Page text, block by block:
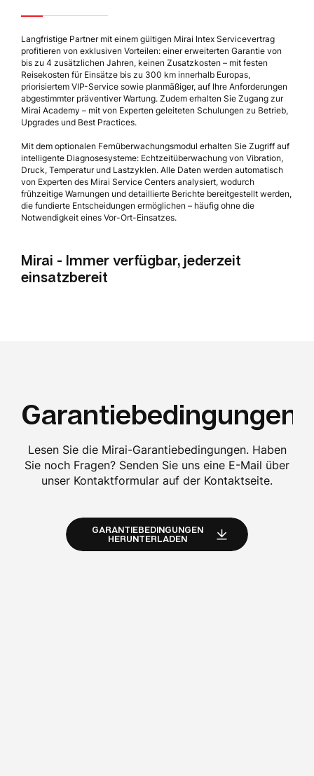
Langfristige Partner mit einem gültigen Mirai Intex Servicevertrag
profitieren von exklusiven Vorteilen: einer erweiterten Garantie von
bis zu 4 zusätzlichen Jahren, keinen Zusatzkosten – mit festen
Reisekosten für Einsätze bis zu 300 km innerhalb Europas,
priorisiertem VIP-Service sowie planmäßiger, auf Ihre Anforderungen
abgestimmter präventiver Wartung. Zudem erhalten Sie Zugang zur
Mirai Academy – mit von Experten geleiteten Schulungen zu Betrieb,
Upgrades und Best Practices.
Mit dem optionalen Fernüberwachungsmodul erhalten Sie Zugriff auf
intelligente Diagnosesysteme: Echtzeitüberwachung von Vibration,
Druck, Temperatur und Lastzyklen. Alle Daten werden automatisch
von Experten des Mirai Service Centers analysiert, wodurch
frühzeitige Warnungen und detaillierte Berichte bereitgestellt werden,
die fundierte Entscheidungen ermöglichen – häufig ohne die
Notwendigkeit eines Vor-Ort-Einsatzes.
Mirai - Immer verfügbar, jederzeit
einsatzbereit
Garantiebedingungen
Lesen Sie die Mirai-Garantiebedingungen. Haben
Sie noch Fragen? Senden Sie uns eine E-Mail über
unser Kontaktformular auf der Kontaktseite.
GARANTIEBEDINGUNGEN
HERUNTERLADEN